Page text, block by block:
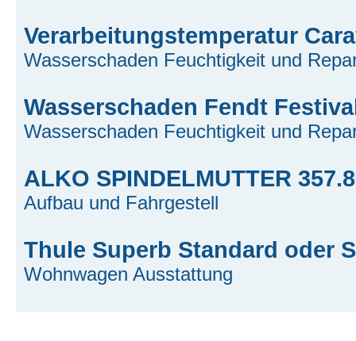
Verarbeitungstemperatur
Wasserschaden Feuchtigkeit und
Wasserschaden Fendt
Wasserschaden Feuchtigkeit und
ALKO SPINDELMUTTER
Aufbau und Fahrgestell
Thule Superb Standard oder
Wohnwagen Ausstattung